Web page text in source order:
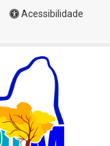
Acessibilidade